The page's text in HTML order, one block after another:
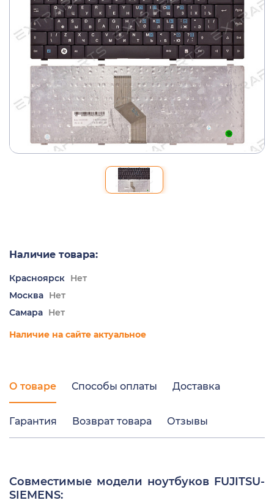
Наличие товара:
Красноярск Нет
Москва Нет
Самара Нет
Наличие на сайте актуальное
О товаре Способы оплаты Доставка
Гарантия Возврат товара Отзывы
Совместимые модели ноутбуков FUJITSU-
SIEMENS: